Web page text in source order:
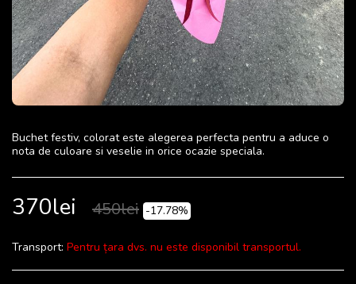
Buchet festiv, colorat este alegerea perfecta pentru a aduce o
nota de culoare si veselie in orice ocazie speciala.
370lei 450lei -17.78%
Transport: Pentru țara dvs. nu este disponibil transportul.